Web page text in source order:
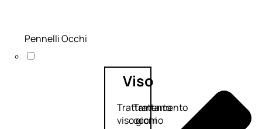
Viso
Trattamento
viso giorno
Trattamento
occhi
Pennelli Occhi